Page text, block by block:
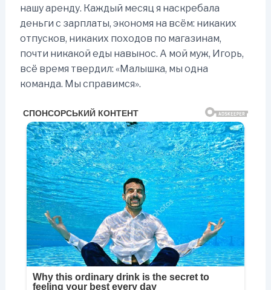
нашу аренду. Каждый месяц я наскребала
деньги с зарплаты, экономя на всём: никаких
отпусков, никаких походов по магазинам,
почти никакой еды навынос. А мой муж, Игорь,
всё время твердил: «Малышка, мы одна
команда. Мы справимся».